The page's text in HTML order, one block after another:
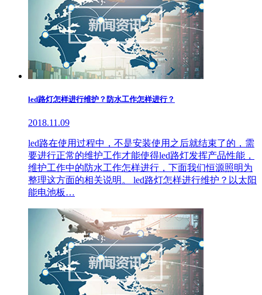
led路灯怎样进行维护？防水工作怎样进行？
2018.11.09
led路在使用过程中，不是安装使用之后就结束了的，需
要进行正常的维护工作才能使得led路灯发挥产品性能，
维护工作中的防水工作怎样进行，下面我们恒源照明为
整理这方面的相关说明。 led路灯怎样进行维护？以太阳
能电池板…